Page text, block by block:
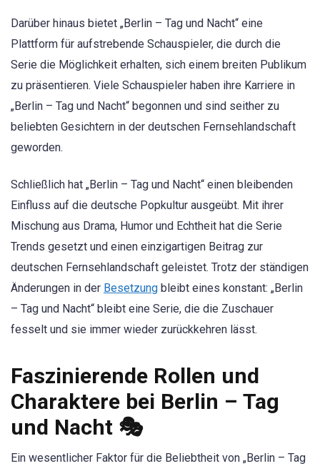
Darüber hinaus bietet „Berlin – Tag und Nacht“ eine
Plattform für aufstrebende Schauspieler, die durch die
Serie die Möglichkeit erhalten, sich einem breiten Publikum
zu präsentieren. Viele Schauspieler haben ihre Karriere in
„Berlin – Tag und Nacht“ begonnen und sind seither zu
beliebten Gesichtern in der deutschen Fernsehlandschaft
geworden.
Schließlich hat „Berlin – Tag und Nacht“ einen bleibenden
Einfluss auf die deutsche Popkultur ausgeübt. Mit ihrer
Mischung aus Drama, Humor und Echtheit hat die Serie
Trends gesetzt und einen einzigartigen Beitrag zur
deutschen Fernsehlandschaft geleistet. Trotz der ständigen
Änderungen in der Besetzung bleibt eines konstant: „Berlin
– Tag und Nacht“ bleibt eine Serie, die die Zuschauer
fesselt und sie immer wieder zurückkehren lässt.
Faszinierende Rollen und
Charaktere bei Berlin – Tag
und Nacht 🎭
Ein wesentlicher Faktor für die Beliebtheit von „Berlin – Tag